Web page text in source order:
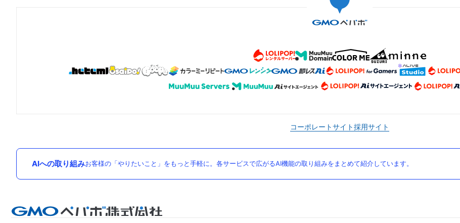
コーポレートサイト採用サイト
AIへの取り組みお客様の「やりたいこと」をもっと手軽に。各サービスで広がるAI機能の取り組みをまとめて紹介しています。